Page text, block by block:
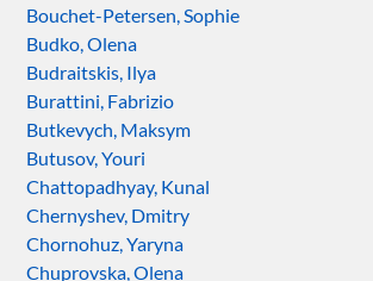
Bouchet-Petersen, Sophie
Budko, Olena
Budraitskis, Ilya
Burattini, Fabrizio
Butkevych, Maksym
Butusov, Youri
Chattopadhyay, Kunal
Chernyshev, Dmitry
Chornohuz, Yaryna
Chuprovska, Olena